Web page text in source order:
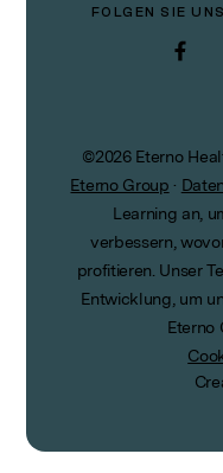
FOLGEN SIE
©2026Eterno
Eterno Group ·
Learning an,
verbessern,
profitieren. Unser
Entwicklung, um
Eterno